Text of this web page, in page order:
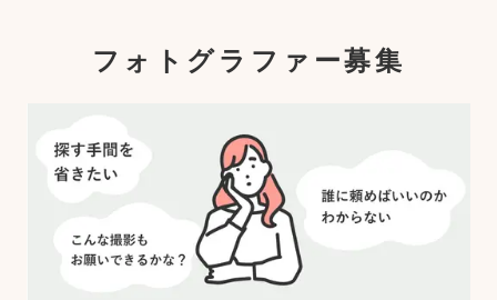
フォトグラファー募集